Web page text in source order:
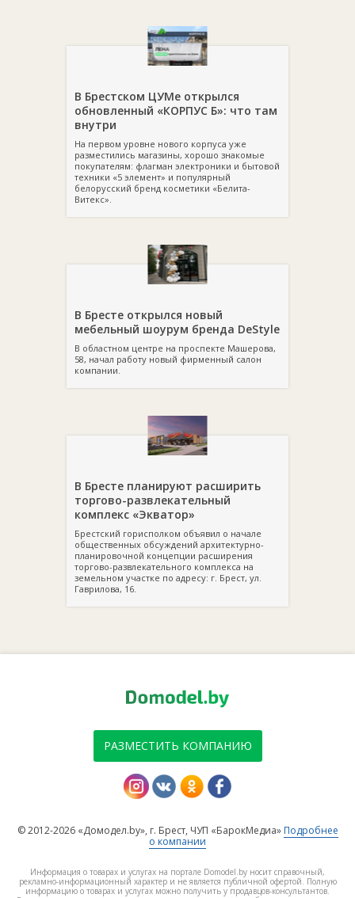
В Брестском ЦУМе открылся
обновленный «КОРПУС Б»: что там
внутри
На первом уровне нового корпуса уже
разместились магазины, хорошо знакомые
покупателям: флагман электроники и бытовой
техники «5 элемент» и популярный
белорусский бренд косметики «Белита-
Витекс».
В Бресте открылся новый
мебельный шоурум бренда DeStyle
В областном центре на проспекте Машерова,
58, начал работу новый фирменный салон
компании.
В Бресте планируют расширить
торгово-развлекательный
комплекс «Экватор»
Брестский горисполком объявил о начале
общественных обсуждений архитектурно-
планировочной концепции расширения
торгово-развлекательного комплекса на
земельном участке по адресу: г. Брест, ул.
Гаврилова, 16.
РАЗМЕСТИТЬ КОМПАНИЮ
© 2012-2026 «Домодел.by», г. Брест, ЧУП «БарокМедиа» Подробнее
о компании
Информация о товарах и услугах на портале Domodel.by носит справочный,
рекламно-информационный характер и не является публичной офертой. Полную
информацию о товарах и услугах можно получить у продавцов-консультантов.